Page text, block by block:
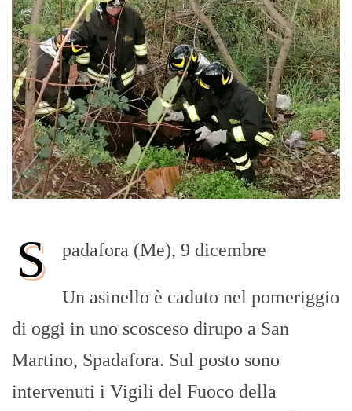
S padafora (Me), 9 dicembre
Un asinello è caduto nel pomeriggio
di oggi in uno scosceso dirupo a San
Martino, Spadafora. Sul posto sono
intervenuti i Vigili del Fuoco della